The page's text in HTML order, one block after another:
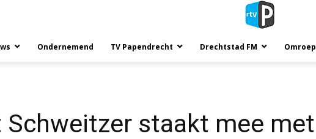
Ondernemend TV Papendrecht Drechtstad FM Omroep
Schweitzer staakt mee met